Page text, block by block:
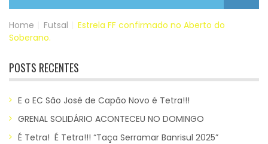
Home Futsal
Estrela FF confirmado no Aberto do
Soberano.
POSTS RECENTES
E o EC São José de Capão Novo é Tetra!!!
GRENAL SOLIDÁRIO ACONTECEU NO DOMINGO
É Tetra! É Tetra!!! “Taça Serramar Banrisul 2025”